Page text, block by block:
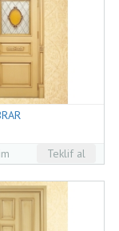
Teklif al